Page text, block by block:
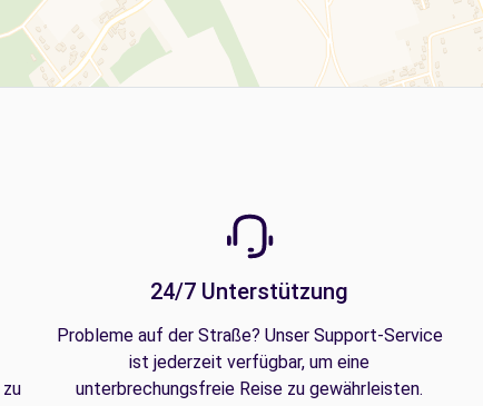
24/7 Unterstützung
Probleme auf der Straße? Unser Support-Service
ist jederzeit verfügbar, um eine
unterbrechungsfreie Reise zu gewährleisten.